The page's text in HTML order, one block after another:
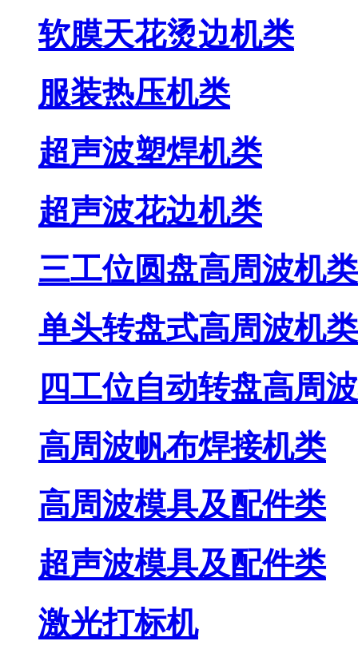
软膜天花烫边机类
服装热压机类
超声波塑焊机类
超声波花边机类
三工位圆盘高周波机类
单头转盘式高周波机类
四工位自动转盘高周
高周波帆布焊接机类
高周波模具及配件类
超声波模具及配件类
激光打标机